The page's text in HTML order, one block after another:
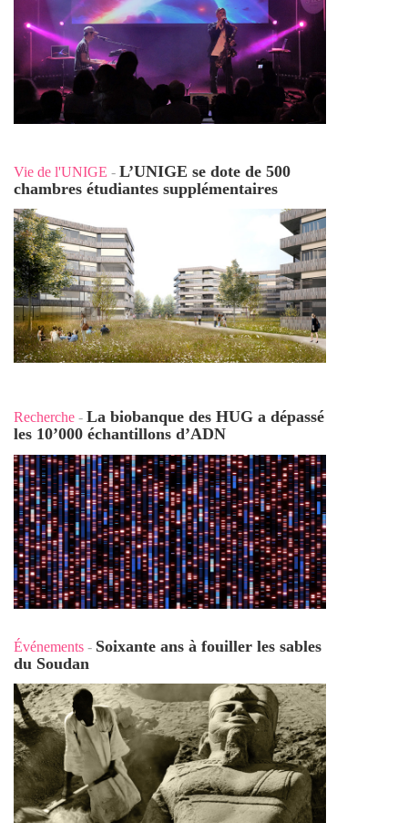
Vie de l'UNIGE - L’UNIGE se dote de 500
chambres étudiantes supplémentaires
Recherche - La biobanque des HUG a dépassé
les 10’000 échantillons d’ADN
Événements - Soixante ans à fouiller les sables
du Soudan